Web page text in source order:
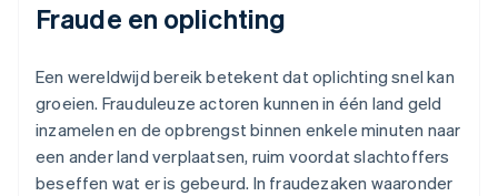
Fraude en oplichting
Een wereldwijd bereik betekent dat oplichting snel kan
groeien. Frauduleuze actoren kunnen in één land geld
inzamelen en de opbrengst binnen enkele minuten naar
een ander land verplaatsen, ruim voordat slachtoffers
beseffen wat er is gebeurd. In fraudezaken waaronder